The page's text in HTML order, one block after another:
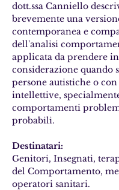
dott.ssa Canniello
brevemente una
contemporanea e
dell'analisi
applicata da prendere in
considerazione quando
persone autistiche o
intellettive,
comportamenti
probabili.
Destinatari:
Genitori, Insegnati,
del Comportamento,
operatori sanitari.